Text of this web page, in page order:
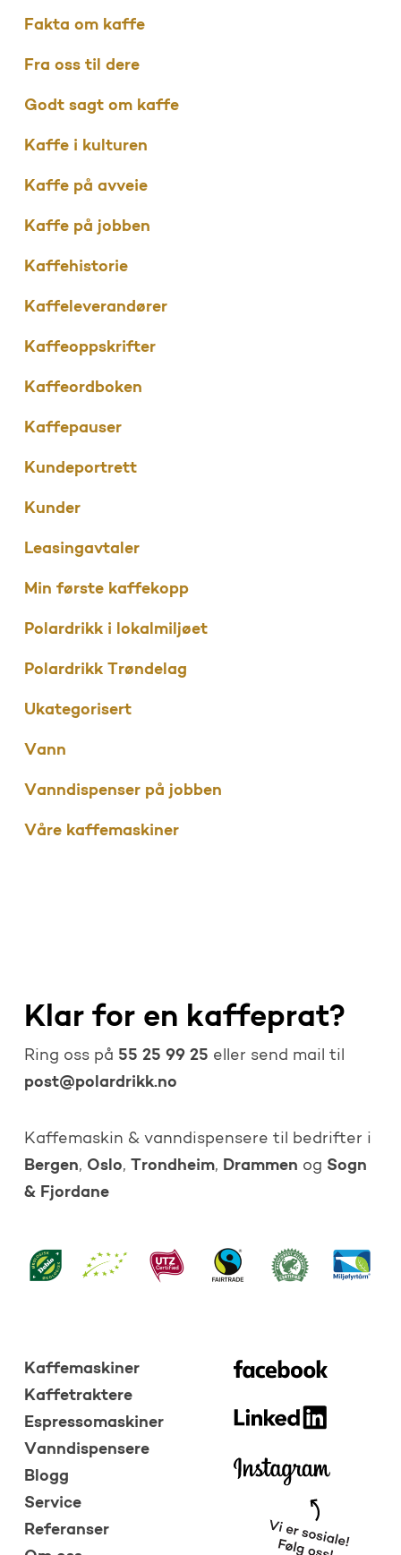
Fakta om kaffe
Fra oss til dere
Godt sagt om kaffe
Kaffe i kulturen
Kaffe på avveie
Kaffe på jobben
Kaffehistorie
Kaffeleverandører
Kaffeoppskrifter
Kaffeordboken
Kaffepauser
Kundeportrett
Kunder
Leasingavtaler
Min første kaffekopp
Polardrikk i lokalmiljøet
Polardrikk Trøndelag
Ukategorisert
Vann
Vanndispenser på jobben
Våre kaffemaskiner
Klar for en kaffeprat?
Ring oss på 55 25 99 25 eller send mail til
post@polardrikk.no
Kaffemaskin & vanndispensere til bedrifter i
Bergen, Oslo, Trondheim, Drammen og Sogn
& Fjordane
Kaffemaskiner
Kaffetraktere
Espressomaskiner
Vanndispensere
Blogg
Service
Referanser